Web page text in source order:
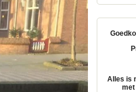
Alles is
met